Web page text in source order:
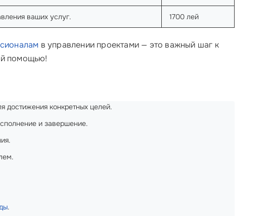
ваших услуг. 1700 лей
в управлении проектами — это важный шаг к
помощью!
достижения конкретных целей.
и завершение.
.